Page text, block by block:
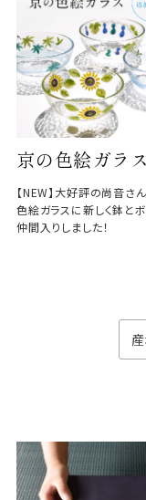
京の色絵ガラス
【NEW】大好評の尚音さ
色絵ガラスに新しく鉢と
仲間入りしました！